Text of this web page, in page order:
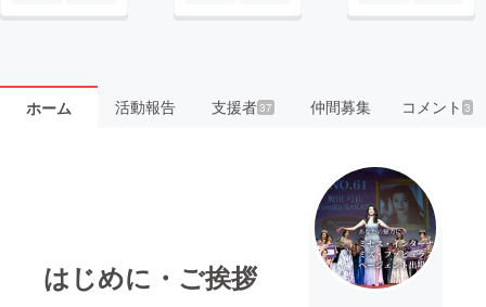
ホーム 活動報告 支援者37 仲間募集 コメント3
はじめに・ご挨拶